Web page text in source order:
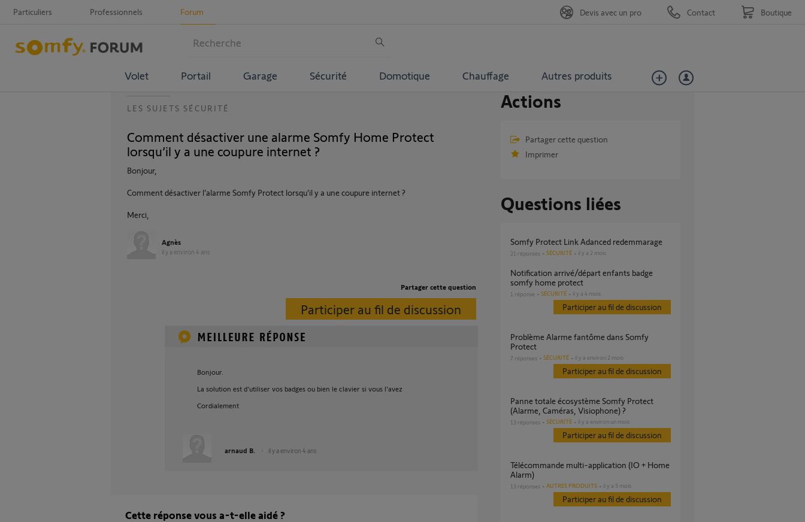
Particuliers Professionnels Forum
Volet Portail Garage Sécurité Domotique Chauffage Autres produits
Devis avec un pro Contact Boutique
LES SUJETS SÉCURITÉ
Comment désactiver une alarme Somfy Home Protect
lorsqu’il y a une coupure internet ?
Bonjour,
Comment désactiver l’alarme Somfy Protect lorsqu’il y a une coupure internet ?
Merci,
Agnès
il y a environ 4 ans
Partager cette question
Participer au fil de discussion
Bonjour.
La solution est d'utiliser vos badges ou bien le clavier si vous l'avez
Cordialement
arnaud B. il y a environ 4 ans
Cette réponse vous a-t-elle aidé ?
Actions
Partager cette question
Imprimer
Questions liées
Somfy Protect Link Adanced redemmarage
21 réponses SÉCURITÉ il y a 2 mois
Notification arrivé/départ enfants badge
somfy home protect
1 réponse SÉCURITÉ il y a 4 mois
Participer au fil de discussion
Problème Alarme fantôme dans Somfy
Protect
7 réponses SÉCURITÉ il y a environ 2 mois
Participer au fil de discussion
Panne totale écosystème Somfy Protect
(Alarme, Caméras, Visiophone) ?
13 réponses SÉCURITÉ il y a environ un mois
Participer au fil de discussion
Télécommande multi-application (IO + Home
Alarm)
13 réponses AUTRES PRODUITS il y a 5 mois
Participer au fil de discussion